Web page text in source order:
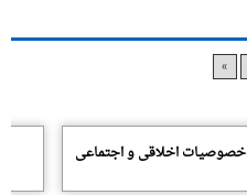
»
خصوصیات اخلاقى و اجتماعى